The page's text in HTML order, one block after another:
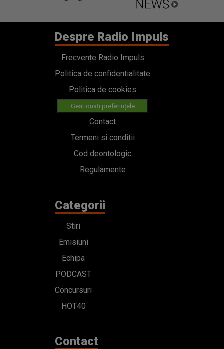
Despre Radio Impuls
Frecvențe Radio Impuls
Politica de confidentialitate
Politica de cookies
Gestionați preferințele
Contact
Termeni si conditii
Cod deontologic
Regulamente
Categorii
Stiri
Emisiuni
Echipa
PODCAST
Concursuri
HOT40
Contact